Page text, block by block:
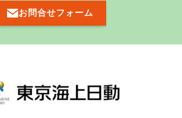
お問合せフォーム